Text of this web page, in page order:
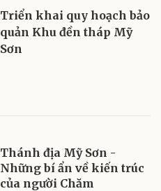
Triển khai quy hoạch bảo
quản Khu đền tháp Mỹ
Sơn
Thánh địa Mỹ Sơn -
Những bí ẩn về kiến trúc
của người Chăm